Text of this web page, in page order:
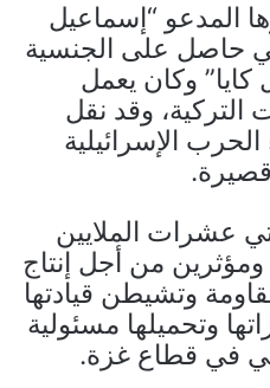
المدعو “إسماعيل
حاصل على الجنسية
كايا” وكان يعمل
التركية، وقد نقل
الإسرائيلية
عشرات الملايين
من أجل إنتاج
وتشيطن قيادتها
وتحميلها مسئولية
في قطاع غزة.